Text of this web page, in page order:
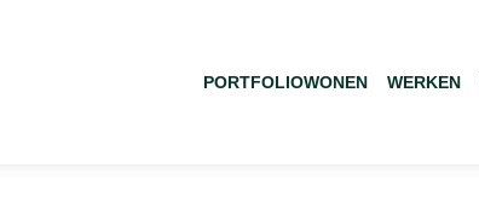
PORTFOLIOWONEN WERKEN